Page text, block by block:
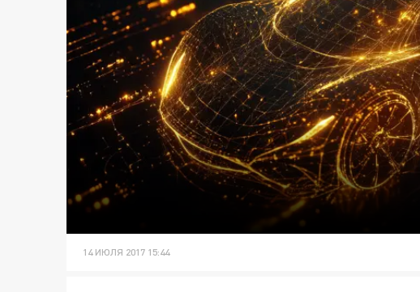
14 ИЮЛЯ 2017 15:44